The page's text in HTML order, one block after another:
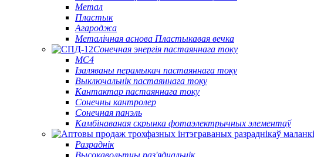
Метал
Пластык
Агароджа
Металічная аснова Пластыкавая вечка
Сонечная энергія пастаяннага току
МС4
Ізаляваны перамыкач пастаяннага току
Выключальнік пастаяннага току
Кантактар ​​пастаяннага току
Сонечны кантролер
Сонечная панэль
Камбінаваная скрынка фотаэлектрычных элементаў
Разраднік
Высокавольтны раз'яднальнік